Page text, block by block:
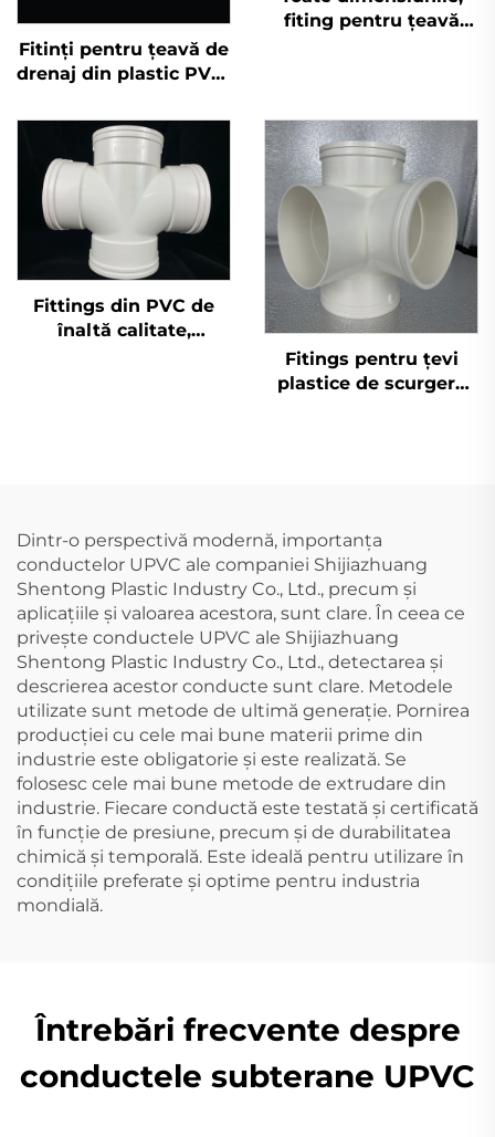
Fitinți pentru țeavă de
drenaj din plastic PVC-
bucsă, OEM
fiting pentru țeavă
110mm
Fittings din PVC de
înaltă calitate,
Fitings pentru țevi
plastice de scurgere
Dintr-o perspectivă modernă, importanța
conductelor UPVC ale companiei Shijiazhuang
Shentong Plastic Industry Co., Ltd., precum și
aplicațiile și valoarea acestora, sunt clare. În ceea ce
privește conductele UPVC ale Shijiazhuang
Shentong Plastic Industry Co., Ltd., detectarea și
descrierea acestor conducte sunt clare. Metodele
utilizate sunt metode de ultimă generație. Pornirea
producției cu cele mai bune materii prime din
industrie este obligatorie și este realizată. Se
folosesc cele mai bune metode de extrudare din
industrie. Fiecare conductă este testată și certificată
în funcție de presiune, precum și de durabilitatea
chimică și temporală. Este ideală pentru utilizare în
condițiile preferate și optime pentru industria
mondială.
Întrebări frecvente despre
conductele subterane UPVC